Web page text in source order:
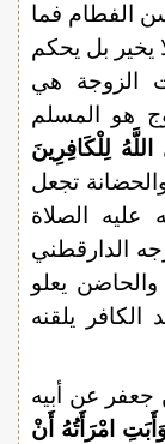
الفطام فما
يخير بل يحكم
الزوجة هي
هو المسلم
لِلْكَافِرِينَ
141]، والحضانة تجعل
عليه الصلاة
الدارقطني
يعلو
الكافر يلقنه
جعفر عن أبيه
امْرَأَتُهُ أَنْ